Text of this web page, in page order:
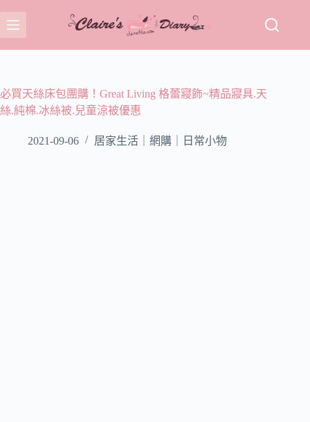
至
主
容
必買天絲床包團購！Great Living 格蕾寢飾~精品寢具.天
絲.純棉.冰絲被.兒童涼被優惠
2021-09-06 居家生活｜網購｜日常小物